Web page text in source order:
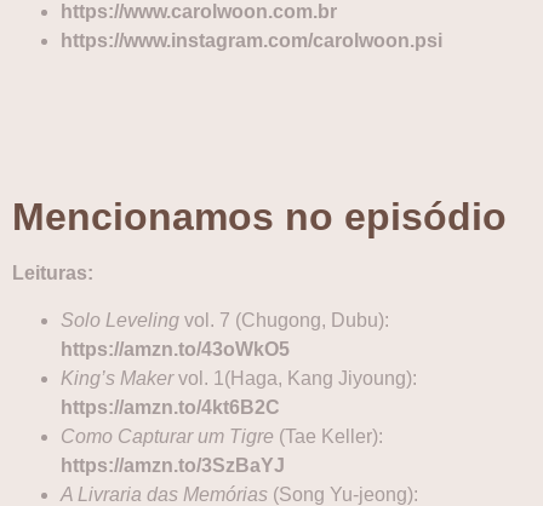
https://www.carolwoon.com.br
https://www.instagram.com/carolwoon.psi
Mencionamos no episódio
Leituras:
Solo Leveling vol. 7 (Chugong, Dubu):
https://amzn.to/43oWkO5
King’s Makervol. 1(Haga, Kang Jiyoung):
https://amzn.to/4kt6B2C
Como Capturar um Tigre (Tae Keller):
https://amzn.to/3SzBaYJ
A Livraria das Memórias (Song Yu-jeong):